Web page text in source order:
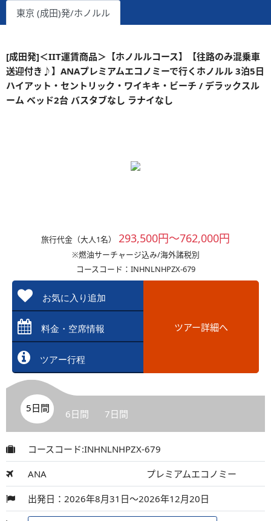
東京 (成田)発/ホノルル
[成田発]＜IIT運賃商品＞【ホノルルコース】【往路のみ混乗車
送迎付き♪】ANAプレミアムエコノミーで行くホノルル 3泊5日
ハイアット・セントリック・ワイキキ・ビーチ / デラックスル
ーム ベッド2台 バスタブなし ラナイなし
旅行代金（大人1名） 293,500円～762,000円
※燃油サーチャージ込み/海外諸税別
コースコード：INHNLNHPZX-679
お気に入り追加
料金・空席情報
ツアー行程
ツアー詳細へ
5日間 6日間 7日間
コースコード:INHNLNHPZX-679
ANA プレミアムエコノミー
出発日：2026年8月31日～2026年12月20日